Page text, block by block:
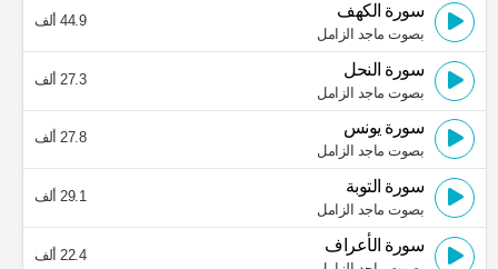
سورة الكهف
بصوت ماجد الزامل
44.9 ألف
سورة النحل
بصوت ماجد الزامل
27.3 ألف
سورة يونس
بصوت ماجد الزامل
27.8 ألف
سورة التوبة
بصوت ماجد الزامل
29.1 ألف
سورة الأعراف
22.4 ألف